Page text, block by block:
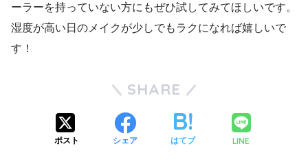
ーラーを持っていない方にもぜひ試してみてほしいです。
湿度が高い日のメイクが少しでもラクになれば嬉しいで
す！
SHARE
ポスト シェア はてブ LINE